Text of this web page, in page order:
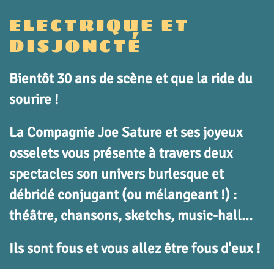
ELECTRIQUE ET
DISJONCTÉ
Bientôt 30 ans de scène et que la ride du
sourire !
La Compagnie Joe Sature et ses joyeux
osselets vous présente à travers deux
spectacles son univers burlesque et
débridé conjugant (ou mélangeant !) :
théâtre, chansons,sketchs, music-hall...
Ils sont fous et vous allez être fous d'eux !